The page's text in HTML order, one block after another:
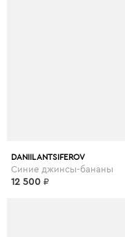
DANIIL ANTSIFEROV
Синие джинсы-бананы
12 500 ₽